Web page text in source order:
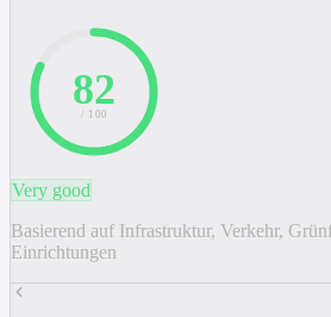
82
/ 100
Very good
Basierend auf Infrastruktur, Verkehr,
Einrichtungen